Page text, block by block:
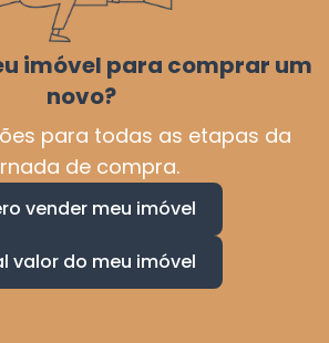
imóvel para comprar um
novo?
para todas as etapas da
de compra.
vender meu imóvel
valor do meu imóvel